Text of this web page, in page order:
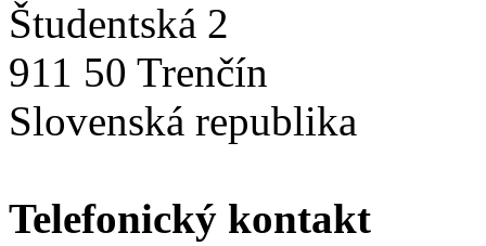
Študentská 2
911 50 Trenčín
Slovenská republika
Telefonický kontakt